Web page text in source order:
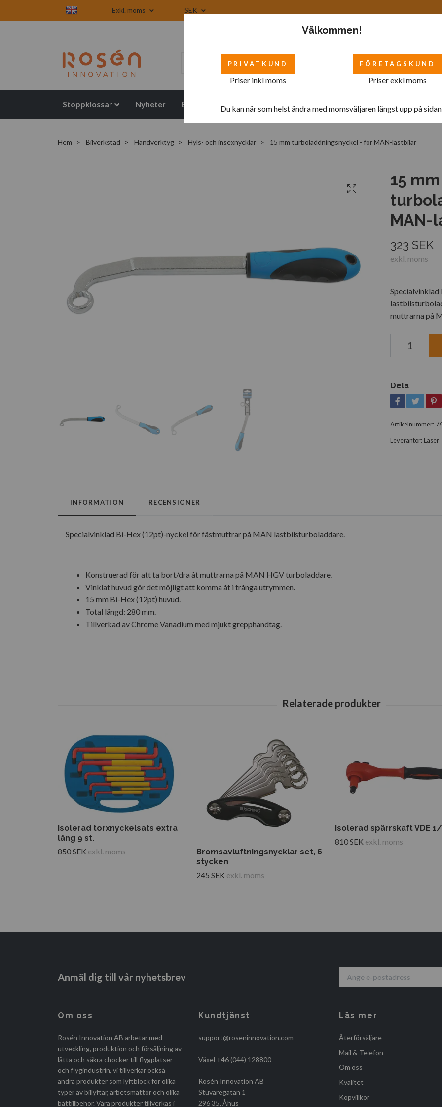
Exkl. moms SEK
Stoppklossar Nyheter Blogg Mattor Bilverkstad - övrigt Bilverkstad
Hem Bilverkstad Handverktyg Hyls- och insexnycklar 15 mm turboladdningsnyckel - för MAN-lastbilar
15 mm
MAN-
323 SEK
exkl. moms
muttrarna på
Dela
Artikelnummer:
Leverantör: Laser
INFORMATION RECENSIONER
Specialvinklad Bi-Hex (12pt)-nyckel för fästmuttrar på MAN lastbilsturboladdare.
Konstruerad för att ta bort/dra åt muttrarna på MAN HGV turboladdare.
Vinklat huvud gör det möjligt att komma åt i trånga utrymmen.
15 mm Bi-Hex (12pt) huvud.
Total längd: 280 mm.
Tillverkad av Chrome Vanadium med mjukt grepphandtag.
Isolerad torxnyckelsats extra
lång 9 st.
850 SEK exkl. moms
Bromsavluftningsnycklar set, 6
stycken
245 SEK exkl. moms
Isolerad spärrskaft VDE 1/
810 SEK exkl. moms
Anmäl dig till vår nyhetsbrev
Om oss
Rosén Innovation AB arbetar med
utveckling, produktion och försäljning av
lätta och säkra chocker till flygplatser
och flygindustrin, vi tillverkar också
andra produkter som lyftblock för olika
typer av billyftar, arbetsmattor och olika
båttillbehör. Våra produkter tillverkas i
Kundtjänst
support@roseninnovation.com
Växel +46 (044) 128800
Rosén Innovation AB
Stuvaregatan 1
296 35, Åhus
Läs mer
Återförsäljare
Mail & Telefon
Om oss
Kvalitet
Köpvillkor
Välkommen!
PRIVATKUND
Priser inkl moms
FÖRETAGSKUND
Priser exkl moms
Du kan när som helst ändra med momsväljaren längst upp på sidan.